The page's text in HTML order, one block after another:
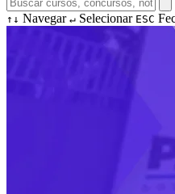
↑↓ Navegar ↵ Selecionar ESC